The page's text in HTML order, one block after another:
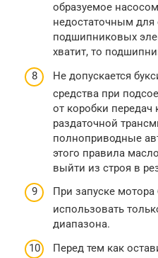
образуемое
недостаточным
подшипниковых
хватит, то
Не допускается
средства при
от коробки
раздаточной
полноприводные
этого правила
выйти из строя в
При запуске
использовать
диапазона.
Перед тем как